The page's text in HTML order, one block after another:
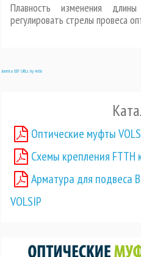
Плавность изменения
регулировать стрелы провеса
Joomla SEF URLs by Artio
Оптические муфты
Схемы крепления FTTH
Арматура для подвеса
VOLSIP